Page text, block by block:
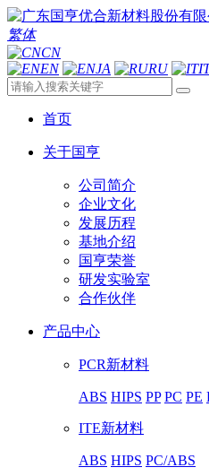
繁体
CN
EN
JA RU
首页
关于国亨
公司简介
企业文化
发展历程
基地介绍
国亨荣誉
研发实验室
合作伙伴
产品中心
PCR新材料
ABS HIPS PP PC PE
ITE新材料
ABS HIPS PC/ABS